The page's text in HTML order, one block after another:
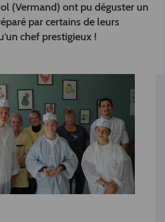
(Vermand) ont pu déguster un
par certains de leurs
chef prestigieux !